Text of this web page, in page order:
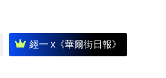
經一 x《華爾街日報》